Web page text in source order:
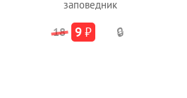
заповедник
18 9₽ 🔒